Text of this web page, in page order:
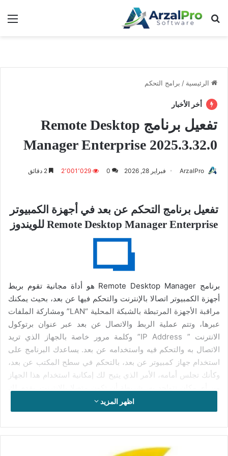
بحث عن
الرئيسية / برامج التحكم
أخر الأخبار
تفعيل برنامج Remote Desktop
Manager Enterprise 2025.3.32.0
ArzalPro فبراير 28, 2026 0 2٬001٬029
تفعيل برنامج التحكم عن بعد في أجهزة الكمبيوتر
Remote Desktop Manager Enterprise للويندوز
برنامج Remote Desktop Manager هو أداة مجانية تقوم بربط
أجهزة الكمبيوتر اتصالا بالإنترنت والتحكم فيها عن بعد، بحيث يمكنك
مراقبة الأجهزة المرتبطة بالشبكة المحلية “LAN” ومشاركة الملفات
عبرها، وتتم عملية الربط والاتصال عن بعد عبر عنوان برتوكول
الانترنت ” IP Address” وكلمة مرور خاصة بالجهاز الذي تريد
الاتصال به والتحكم فيه واستخدامه عن بعد. يساعدك البرنامج على
استخدام جهاز كمبيوتر عن بعد، بالتحكم في سطح المكتب عن بعد،
وكأنك تجلس أمامه، الأمر الذي يتيح لك إمكانية استخدام هذا الجهاز
برنامج ريموت دسكتوب منجر حلا من الحلول القوية التي تخول لك
ربط اجهزة الكمبيوتر والتحكم فيها عبر شبكة الانترنت، مما يساعدك
على الاتصال بجهاز الكمبيوتر بمكتب عملك من منزلك أو من مكان
آخر، واستخدامه بكل سهولة، ويمكنك أيضا ممارسة الرقابة الأبوية
على أطفالك، إضافة التحكم في اجهزة الكمبيوتر العائلة والأصدقاء
اظهر المزيد